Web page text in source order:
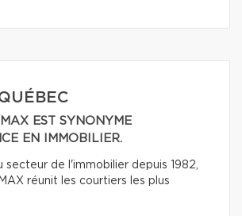
EST SYNONYME
EN IMMOBILIER.
secteur de l'immobilier depuis 1982,
réunit les courtiers les plus